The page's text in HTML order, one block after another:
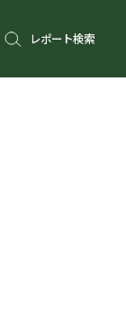
レポート検索